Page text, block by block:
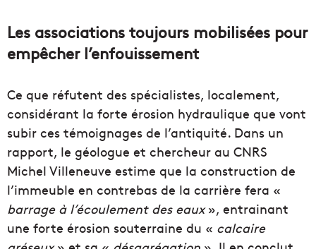
Les associations toujours mobilisées pour
empêcher l’enfouissement
Ce que réfutent des spécialistes, localement,
considérant la forte érosion hydraulique que vont
subir ces témoignages de l’antiquité. Dans un
rapport, le géologue et chercheur au CNRS
Michel Villeneuve estime que la construction de
l’immeuble en contrebas de la carrière fera «
barrage à l’écoulement des eaux», entrainant
une forte érosion souterraine du « calcaire